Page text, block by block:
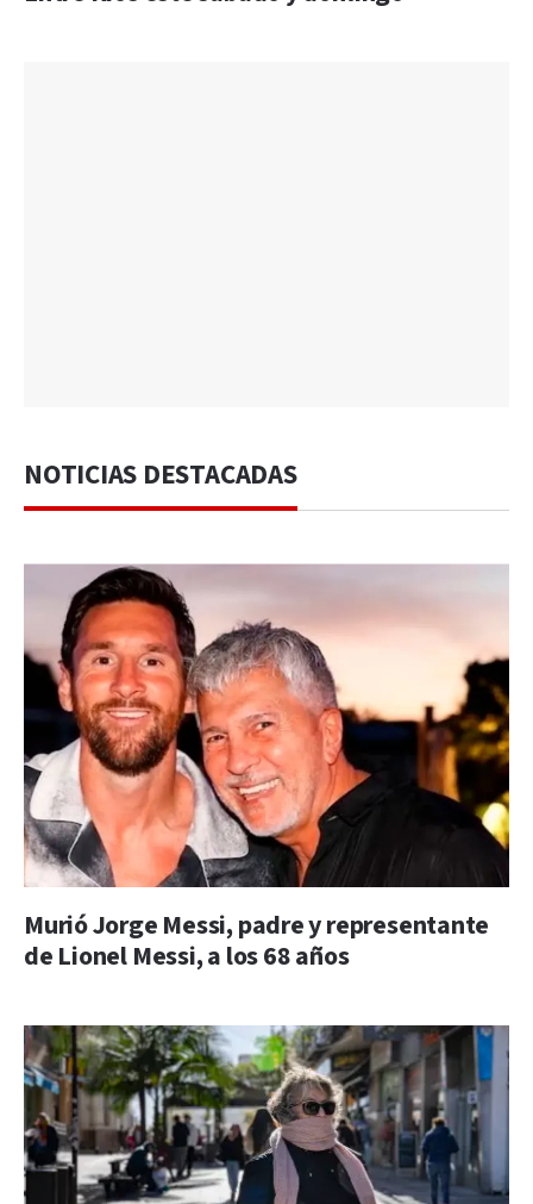
NOTICIAS DESTACADAS
Murió Jorge Messi, padre y representante
de Lionel Messi, a los 68 años